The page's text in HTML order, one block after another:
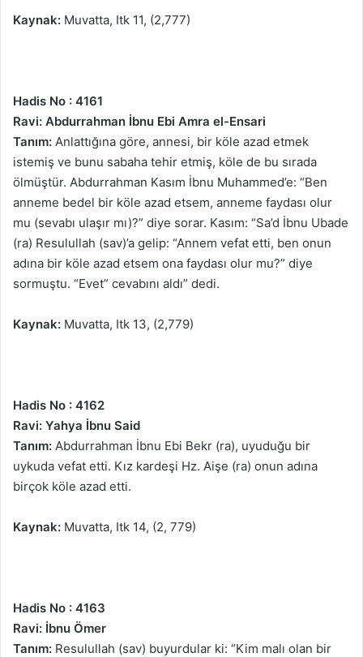
Kaynak: Muvatta, Itk 11, (2,777)
Hadis No : 4161
Ravi: Abdurrahman İbnu Ebi Amra el-Ensari
Tanım: Anlattığına göre, annesi, bir köle azad etmek
istemiş ve bunu sabaha tehir etmiş, köle de bu sırada
ölmüştür. Abdurrahman Kasım İbnu Muhammed’e: “Ben
anneme bedel bir köle azad etsem, anneme faydası olur
mu (sevabı ulaşır mı)?” diye sorar. Kasım: “Sa’d İbnu Ubade
(ra) Resulullah (sav)’a gelip: “Annem vefat etti, ben onun
adına bir köle azad etsem ona faydası olur mu?” diye
sormuştu. “Evet” cevabını aldı” dedi.
Kaynak: Muvatta, Itk 13, (2,779)
Hadis No : 4162
Ravi: Yahya İbnu Said
Tanım: Abdurrahman İbnu Ebi Bekr (ra), uyuduğu bir
uykuda vefat etti. Kız kardeşi Hz. Aişe (ra) onun adına
birçok köle azad etti.
Kaynak: Muvatta, Itk 14, (2, 779)
Hadis No : 4163
Ravi: İbnu Ömer
Tanım: Resulullah (sav) buyurdular ki: “Kim malı olan bir